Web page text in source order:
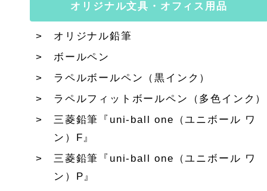
オリジナル文具・オフィス用品
オリジナル鉛筆
ボールペン
ラペルボールペン（黒インク）
ラペルフィットボールペン（多色インク）
三菱鉛筆『uni-ball one（ユニボール ワ
ン）F』
三菱鉛筆『uni-ball one（ユニボール ワ
ン）P』